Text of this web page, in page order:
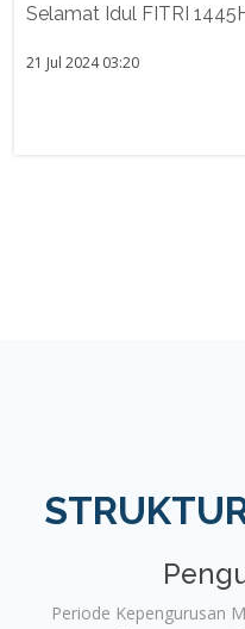
Selamat Idul FITRI
21 Jul 2024 03:20
Periode Kepengurusan